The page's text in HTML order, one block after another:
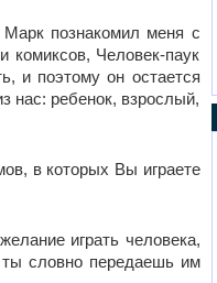
познакомил меня с
комиксов, Человек-паук
и поэтому он остается
нас: ребенок, взрослый,
в которых Вы играете
играть человека,
ты словно передаешь им